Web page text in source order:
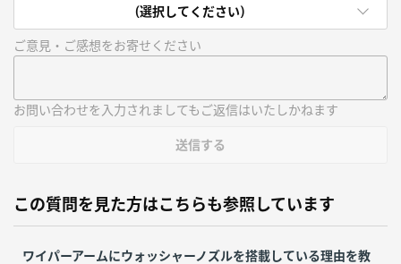
(選択してください)
ご意見・ご感想をお寄せください
お問い合わせを入力されましてもご返信はいたしかねます
送信する
この質問を見た方はこちらも参照しています
ワイパーアームにウォッシャーノズルを搭載している理由を教